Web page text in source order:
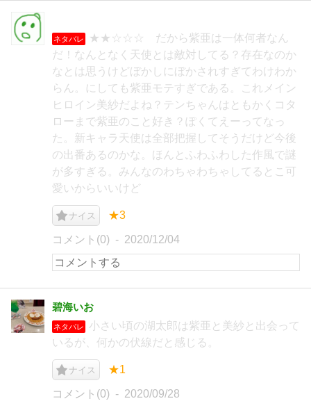
ネタバレ
★★☆☆☆ だから紫亜は一体何者なん
だ！なんとなく天使とは敵対してる？存在なのか
なとは思うけどぼかしにぼかされすぎてわけわか
らん。にしても紫亜モテすぎである。これメイン
ヒロイン美紗だよね？テンちゃんはともかくコタ
ローまで紫亜のこと好き？ぽくてえーってなっ
た。新キャラ天使は全部把握してそうだけど今後
の出番あるのかな。ほんとふわふわした作風で謎
が多すぎる。みんなのわちゃわちゃしてるとこ可
愛いからいいけど
ナイス ★3
コメント(0) 2020/12/04
碧海いお
ネタバレ
小さい頃の湖太郎は紫亜と美紗と出会って
いるが、何かの伏線だと感じる。
ナイス ★1
コメント(0) 2020/09/28